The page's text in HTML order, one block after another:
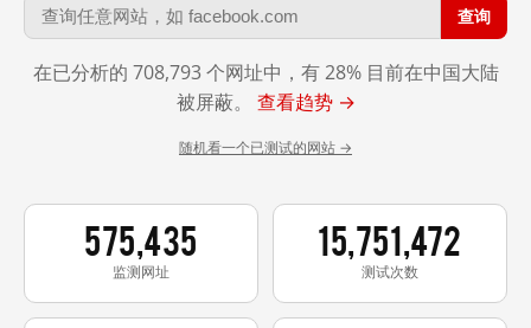
查询
在已分析的 708,793 个网址中，有 28% 目前在中国大陆
被屏蔽。 查看趋势 →
随机看一个已测试的网站 →
575,435
监测网址
15,751,472
测试次数